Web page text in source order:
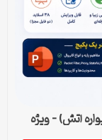
آتش) – ویژه